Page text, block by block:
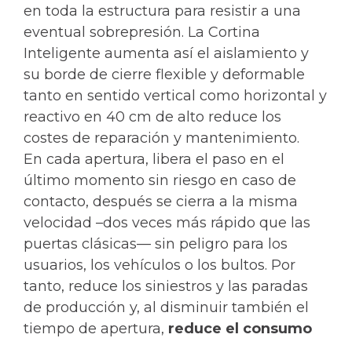
en toda la estructura para resistir a una
eventual sobrepresión. La Cortina
Inteligente aumenta así el aislamiento y
su borde de cierre flexible y deformable
tanto en sentido vertical como horizontal y
reactivo en 40 cm de alto reduce los
costes de reparación y mantenimiento.
En cada apertura, libera el paso en el
último momento sin riesgo en caso de
contacto, después se cierra a la misma
velocidad –dos veces más rápido que las
puertas clásicas— sin peligro para los
usuarios, los vehículos o los bultos. Por
tanto, reduce los siniestros y las paradas
de producción y, al disminuir también el
tiempo de apertura, reduce el consumo